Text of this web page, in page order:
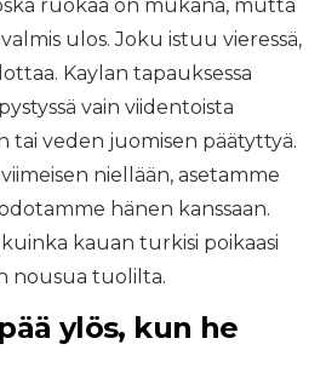
ruokaa on mukana, mutta
ulos. Joku istuu vieressä,
Kaylan tapauksessa
vain viidentoista
tai veden juomisen päätyttyä.
niellään, asetamme
hänen kanssaan.
kauan turkisi poikaasi
nousua tuolilta.
ylös, kun he